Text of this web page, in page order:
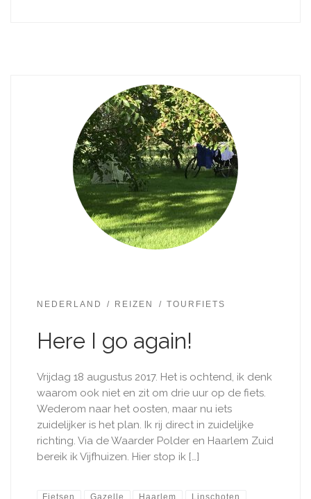
NEDERLAND REIZEN TOURFIETS
Here I go again!
Vrijdag 18 augustus 2017. Het is ochtend, ik denk
waarom ook niet en zit om drie uur op de fiets.
Wederom naar het oosten, maar nu iets
zuidelijker is het plan. Ik rij direct in zuidelijke
richting. Via de Waarder Polder en Haarlem Zuid
bereik ik Vijfhuizen. Hier stop ik […]